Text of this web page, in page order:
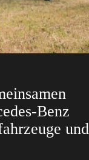
Benz
und